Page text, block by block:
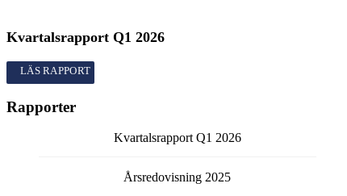
Kvartalsrapport Q1 2026
Kvartalsrapport
Rapporter
Kvartalsrapport Q1 2026
Årsredovisning 2025